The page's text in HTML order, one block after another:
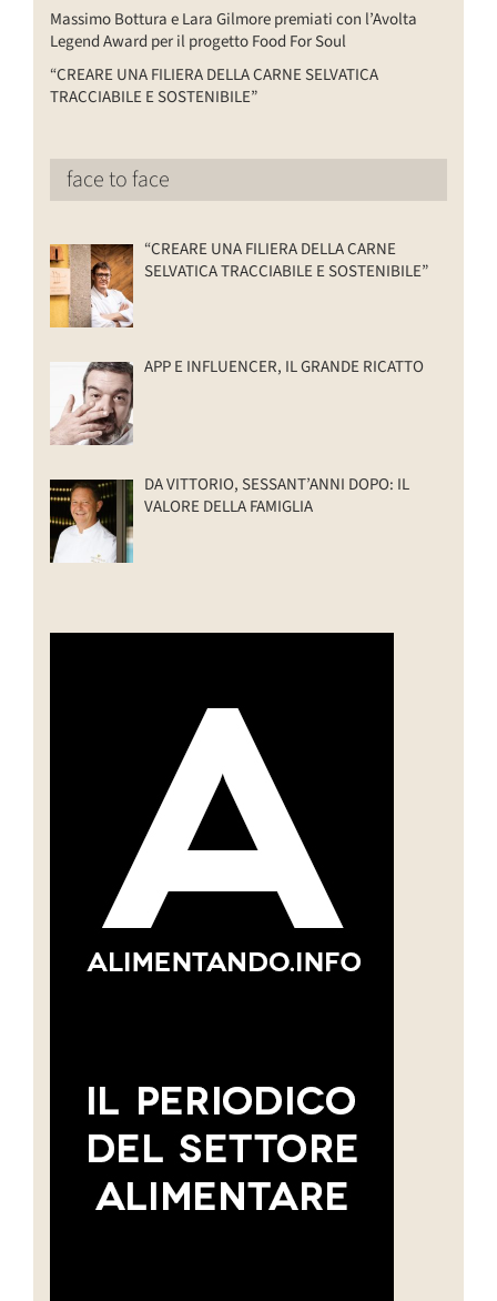
Massimo Bottura e Lara Gilmore premiati con l’Avolta
Legend Award per il progetto Food For Soul
“CREARE UNA FILIERA DELLA CARNE SELVATICA
TRACCIABILE E SOSTENIBILE”
face to face
“CREARE UNA FILIERA DELLA CARNE
SELVATICA TRACCIABILE E SOSTENIBILE”
APP E INFLUENCER, IL GRANDE RICATTO
DA VITTORIO, SESSANT’ANNI DOPO: IL
VALORE DELLA FAMIGLIA